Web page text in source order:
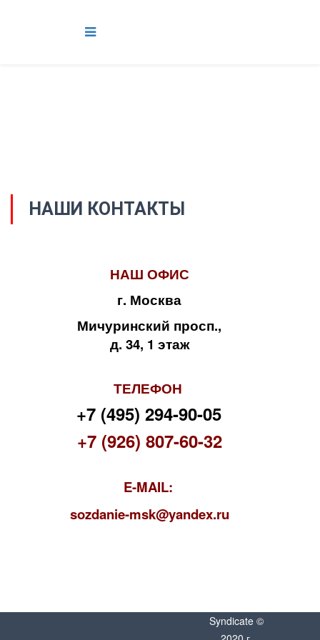
НАШИ КОНТАКТЫ
НАШ ОФИС
г. Москва
Мичуринский просп.,
д. 34, 1 этаж
ТЕЛЕФОН
+7 (495) 294-90-05
+7 (926) 807-60-32
E-MAIL:
sozdanie-msk@yandex.ru
Syndicate ©